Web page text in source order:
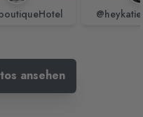
ansehen